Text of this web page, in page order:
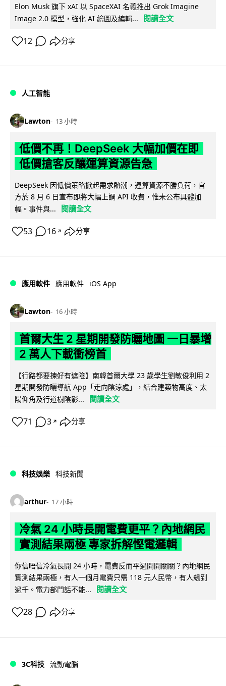
Elon Musk 旗下 xAI 以 SpaceXAI 名義推出 Grok Imagine
Image 2.0 模型，強化 AI 繪圖及編輯...
閱讀全文
12 分享
人工智能
Lawton 13 小時
低價不再！DeepSeek 大幅加價在即
低價搶客反釀運算資源告急
DeepSeek 因低價策略掀起需求熱潮，運算資源不勝負荷，官
方於 8 月 6 日宣布即將大幅上調 API 收費，惟未公布具體加
幅。事件與...
閱讀全文
53 16 ↗ 分享
應用軟件 應用軟件 iOS App
Lawton 16 小時
首爾大生 2 星期開發防曬地圖 一日暴增
2 萬人下載衝榜首
【行路都要揀好有遮陰】南韓首爾大學 23 歲學生劉敏俊利用 2
星期開發防曬導航 App「走向陰涼處」，結合建築物高度、太
陽仰角及行道樹陰影...
閱讀全文
71 3 ↗ 分享
科技娛樂 科技新聞
arthur 17 小時
冷氣 24 小時長開電費更平？內地網民
實測結果兩極 專家拆解慳電邏輯
你信唔信冷氣長開 24 小時，電費反而平過開開關關？內地網民
實測結果兩極，有人一個月電費只需 118 元人民幣，有人飆到
過千。電力部門話不能...
閱讀全文
28 分享
3C科技 流動電腦